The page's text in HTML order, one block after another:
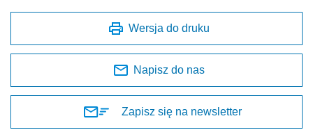
Wersja do druku
Napisz do nas
Zapisz się na newsletter